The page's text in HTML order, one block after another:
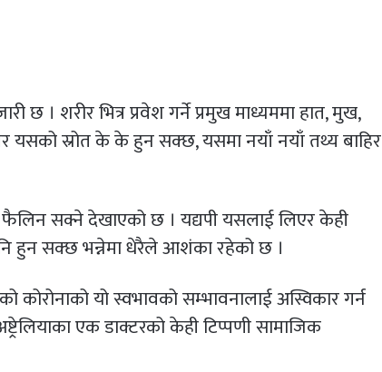
छ । शरीर भित्र प्रवेश गर्ने प्रमुख माध्यममा हात, मुख,
स्रोत के के हुन सक्छ, यसमा नयाँ नयाँ तथ्य बाहिर
सक्ने देखाएको छ । यद्यपी यसलाई लिएर केही
हुन सक्छ भन्नेमा धेरैले आशंका रहेको छ ।
कोरोनाको यो स्वभावको सम्भावनालाई अस्विकार गर्न
एक डाक्टरको केही टिप्पणी सामाजिक